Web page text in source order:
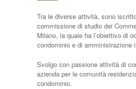
Tra le diverse attività, sono
commissione di studio dei
Milano, la quale ha l’obiettivo di
condominio e di amministrazione
Svolgo con passione attività di
azienda per le comunità
condominio.